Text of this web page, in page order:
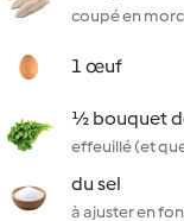
coupé en
1 œuf
½ bouquet
effeuillé (et
du sel
à ajuster en